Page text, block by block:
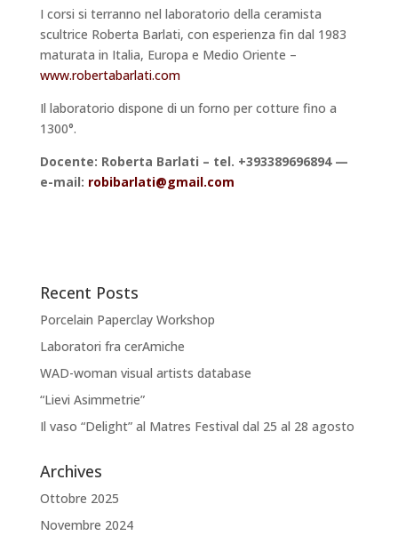
I corsi si terranno nel laboratorio della ceramista
scultrice Roberta Barlati, con esperienza fin dal 1983
maturata in Italia, Europa e Medio Oriente –
www.robertabarlati.com
Il laboratorio dispone di un forno per cotture fino a
1300°.
Docente: Roberta Barlati – tel. +393389696894 —
e-mail: robibarlati@gmail.com
Recent Posts
Porcelain Paperclay Workshop
Laboratori fra cerAmiche
WAD-woman visual artists database
“Lievi Asimmetrie”
Il vaso “Delight” al Matres Festival dal 25 al 28 agosto
Archives
Ottobre 2025
Novembre 2024